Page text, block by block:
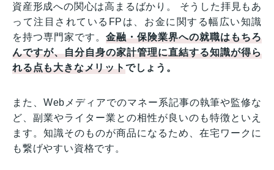
資産形成への関心は高まるばかり。 そうした拝見もあ
って注目されているFPは、お金に関する幅広い知識
を持つ専門家です。金融・保険業界への就職はもちろ
んですが、自分自身の家計管理に直結する知識が得ら
れる点も大きなメリットでしょう。
また、Webメディアでのマネー系記事の執筆や監修な
ど、副業やライター業との相性が良いのも特徴といえ
ます。知識そのものが商品になるため、在宅ワークに
も繋げやすい資格です。